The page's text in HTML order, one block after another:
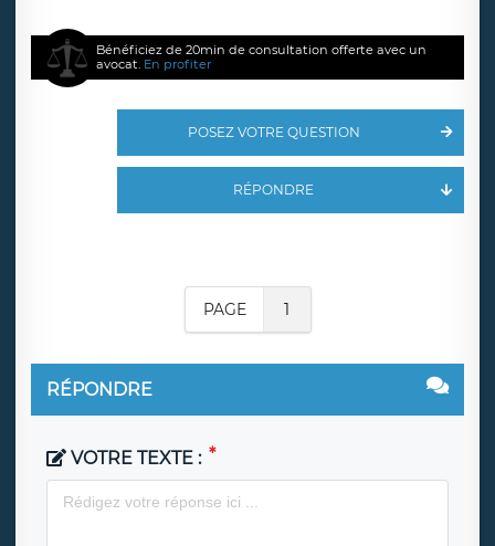
Bénéficiez de 20min de consultation offerte avec un
avocat. En profiter
POSEZ VOTRE QUESTION
RÉPONDRE
PAGE 1
RÉPONDRE
VOTRE TEXTE :